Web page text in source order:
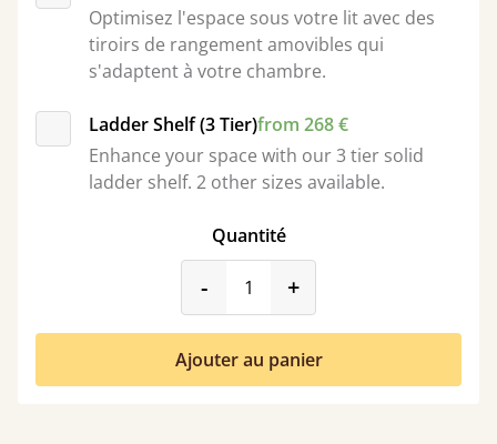
Optimisez l'espace sous votre lit avec des
tiroirs de rangement amovibles qui
s'adaptent à votre chambre.
Ladder Shelf (3 Tier)from 268 €
Enhance your space with our 3 tier solid
ladder shelf. 2 other sizes available.
Quantité
-product_form.decrease
+
Ajouter au panier